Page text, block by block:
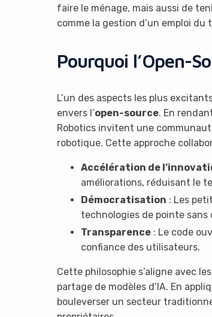
faire le ménage, mais aussi de
comme la gestion d’un emploi du
Pourquoi l’Open-
L’un des aspects les plus
envers l’open-source. En
Robotics invitent une
robotique. Cette approche
Accélération de
améliorations, réduisant le
Démocratisation : Les
technologies de pointe
Transparence: Le code
confiance des utilisateurs.
Cette philosophie s’aligne avec
partage de modèles d’IA. En
bouleverser un secteur